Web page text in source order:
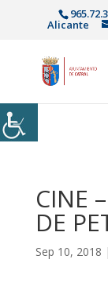
Alicante
CINE
DE
Sep 10, 2018 |